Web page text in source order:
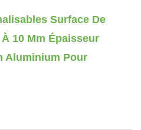
Surface De
10 Mm Épaisseur
Aluminium Pour